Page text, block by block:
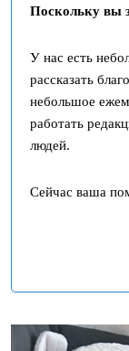
Поскольку вы
У нас есть
рассказать
небольшое
работать
людей.
Сейчас ваша